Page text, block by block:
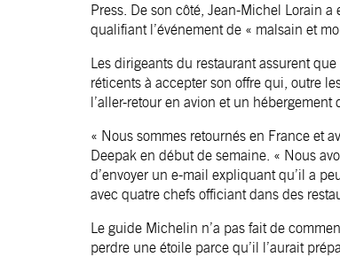
Press. De son côté, Jean-Michel Lorain
qualifiant l’événement de « malsain et
Les dirigeants du restaurant assurent
réticents à accepter son offre qui, outre
l’aller-retour en avion et un hébergement
« Nous sommes retournés en France et
Deepak en début de semaine. « Nous
d’envoyer un e-mail expliquant qu’il a
avec quatre chefs officiant dans des
Le guide Michelin n’a pas fait de
perdre une étoile parce qu’il l’aurait